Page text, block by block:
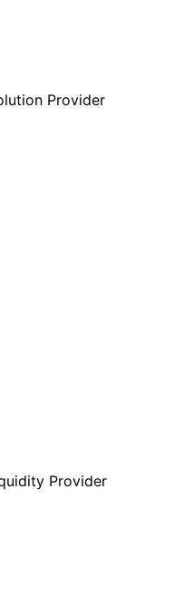
Provider
Provider